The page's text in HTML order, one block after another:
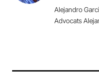
Alejandro
Advocats